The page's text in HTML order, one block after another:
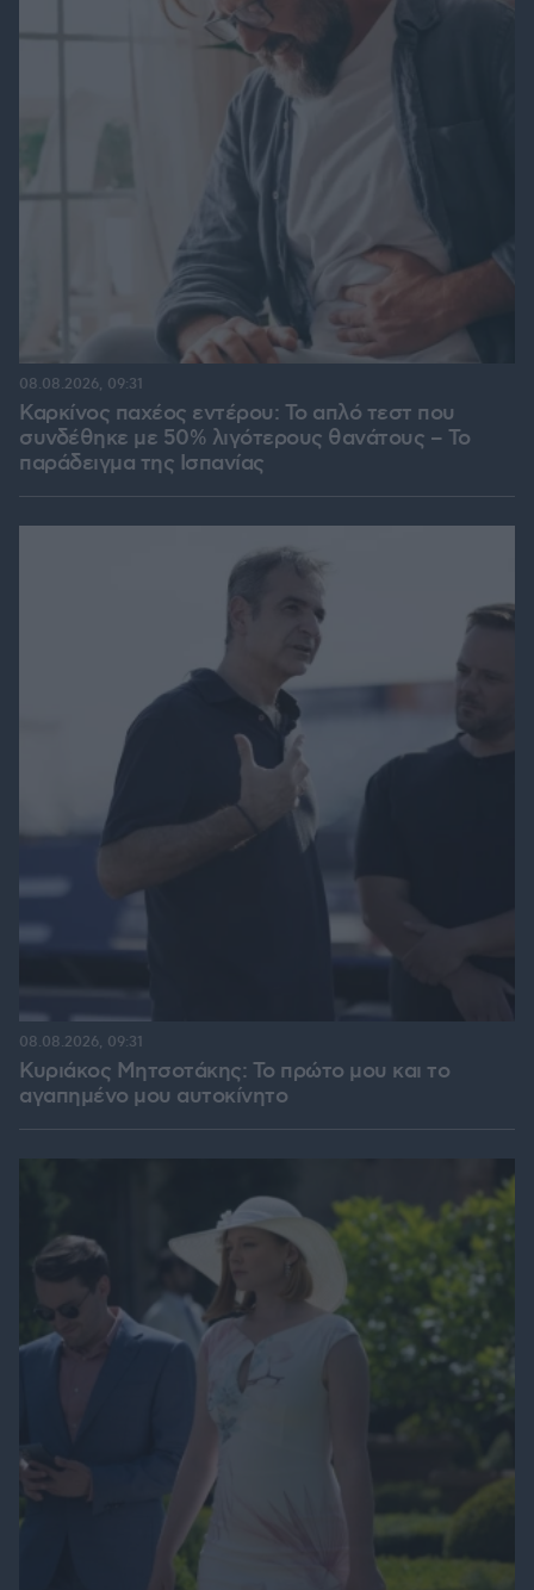
Καρκίνος παχέος εντέρου: Το απλό τεστ που
συνδέθηκε με 50% λιγότερους θανάτους – Το
παράδειγμα της Ισπανίας
08.08.2026, 09:31
Κυριάκος Μητσοτάκης: Το πρώτο μου και το
αγαπημένο μου αυτοκίνητο
08.08.2026, 09:31